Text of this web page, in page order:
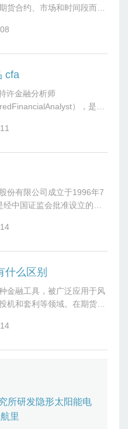
货合约、市场和时间段而
绪、供需因素和宏观经济事
cfa
许金融分析师
），是全
投资管理、投资组合、风险
份有限公司成立于1996年7
经中国证监会批准设立的专
，包括：商品期货经纪、金
什么区别
金融工具，被广泛应用于风
机和套利等领域。在期货市
。经济业务是指期货合约所
所研发隐形太阳能电
里